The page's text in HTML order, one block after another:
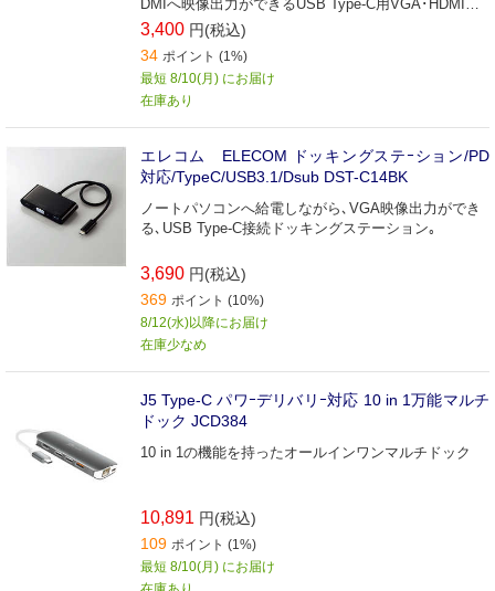
DMIへ映像出力ができるUSB Type-C用VGA･HDMI映
像変換アダプタ｡
3,400 円(税込)
34 ポイント (1%)
最短 8/10(月) にお届け
在庫あり
エレコム ELECOM ドッキングステｰション/PD
対応/TypeC/USB3.1/Dsub DST-C14BK
ノートパソコンへ給電しながら､VGA映像出力ができ
る､USB Type-C接続ドッキングステーション｡
3,690 円(税込)
369 ポイント (10%)
8/12(水)以降にお届け
在庫少なめ
J5 Type-C パワｰデリバリｰ対応 10 in 1万能マルチ
ドック JCD384
10 in 1の機能を持ったオールインワンマルチドック
10,891 円(税込)
109 ポイント (1%)
最短 8/10(月) にお届け